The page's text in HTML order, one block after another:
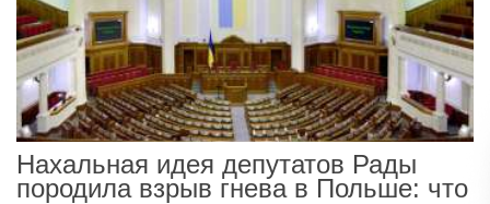
Нахальная идея депутатов Рады
породила взрыв гнева в Польше: что